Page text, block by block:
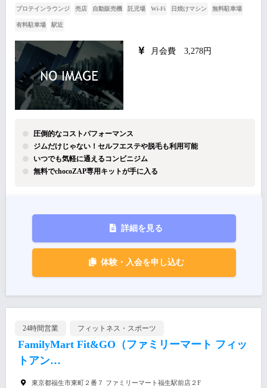
プロテインラウンジ 売店 自動販売機 託児場 Wi-Fi 日焼けマシン 無料駐車場
有料駐車場 駅近
月会費 3,278円
圧倒的なコストパフォーマンス
ジムだけじゃない！セルフエステや脱毛も利用可能
いつでも気軽に通えるコンビニジム
無料でchocoZAP専用キットが手に入る
詳細を見る
体験・入会を申し込む
24時間営業 フィットネス・スポーツ
FamilyMart Fit&GO（ファミリーマート フィッ
トアン…
東京都福生市東町２番７ ファミリーマート福生駅前店２F